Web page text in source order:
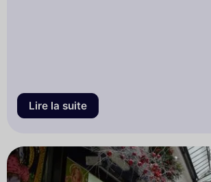
Lire la suite